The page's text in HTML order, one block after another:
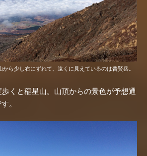
から少し右にずれて、遠くに見えているのは普賢岳。
くと稲星山。山頂からの景色が予想通
。